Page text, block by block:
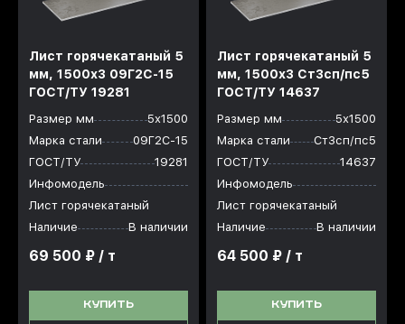
Лист горячекатаный 5
мм, 1500x3 09Г2С-15
ГОСТ/ТУ 19281
Размер мм
5х1500
Марка стали
09Г2С-15
ГОСТ/ТУ
19281
Инфомодель
Лист горячекатаный
Наличие
В наличии
69 500 ₽ / т
КУПИТЬ
Лист горячекатаный 5
мм, 1500x3 Ст3сп/пс5
ГОСТ/ТУ 14637
Размер мм
5х1500
Марка стали
Ст3сп/пс5
ГОСТ/ТУ
14637
Инфомодель
Лист горячекатаный
Наличие
В наличии
64 500 ₽ / т
КУПИТЬ